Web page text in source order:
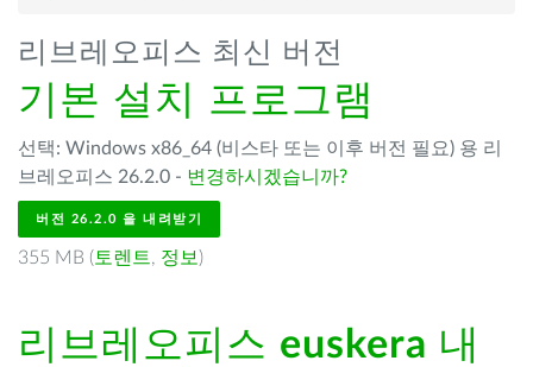
리브레오피스 최신 버전
기본 설치 프로그램
선택: Windows x86_64 (비스타 또는 이후 버전 필요) 용 리
브레오피스 26.2.0 - 변경하시겠습니까?
버전 26.2.0 을 내려받기
355 MB ( 토렌트, 정보 )
리브레오피스 euskera 내